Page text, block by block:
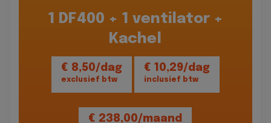
1 DF400 + 1 ventilator +
Kachel
€ 8,50/dag
exclusief btw
€ 10,29/dag
inclusief btw
€ 238,00/maand